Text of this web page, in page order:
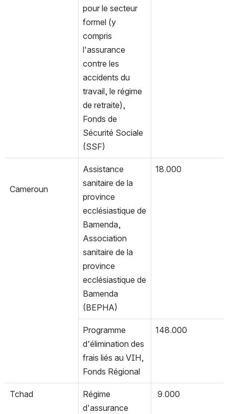
pour le secteur
formel (y
compris
l'assurance
contre les
accidents du
travail, le régime
de retraite),
Fonds de
Sécurité Sociale
(SSF)
Cameroun
Assistance
sanitaire de la
province
ecclésiastique de
Bamenda,
Association
sanitaire de la
province
ecclésiastique de
Bamenda
(BEPHA)
18.000
Programme
d'élimination des
frais liés au VIH,
Fonds Régional
148.000
Tchad
Régime
d'assurance
9.000